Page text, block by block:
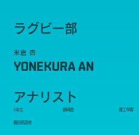
ラグビー部
米倉 杏
YONEKURA AN
アナリスト
2年生 静岡県 理工学群
磐田南高校